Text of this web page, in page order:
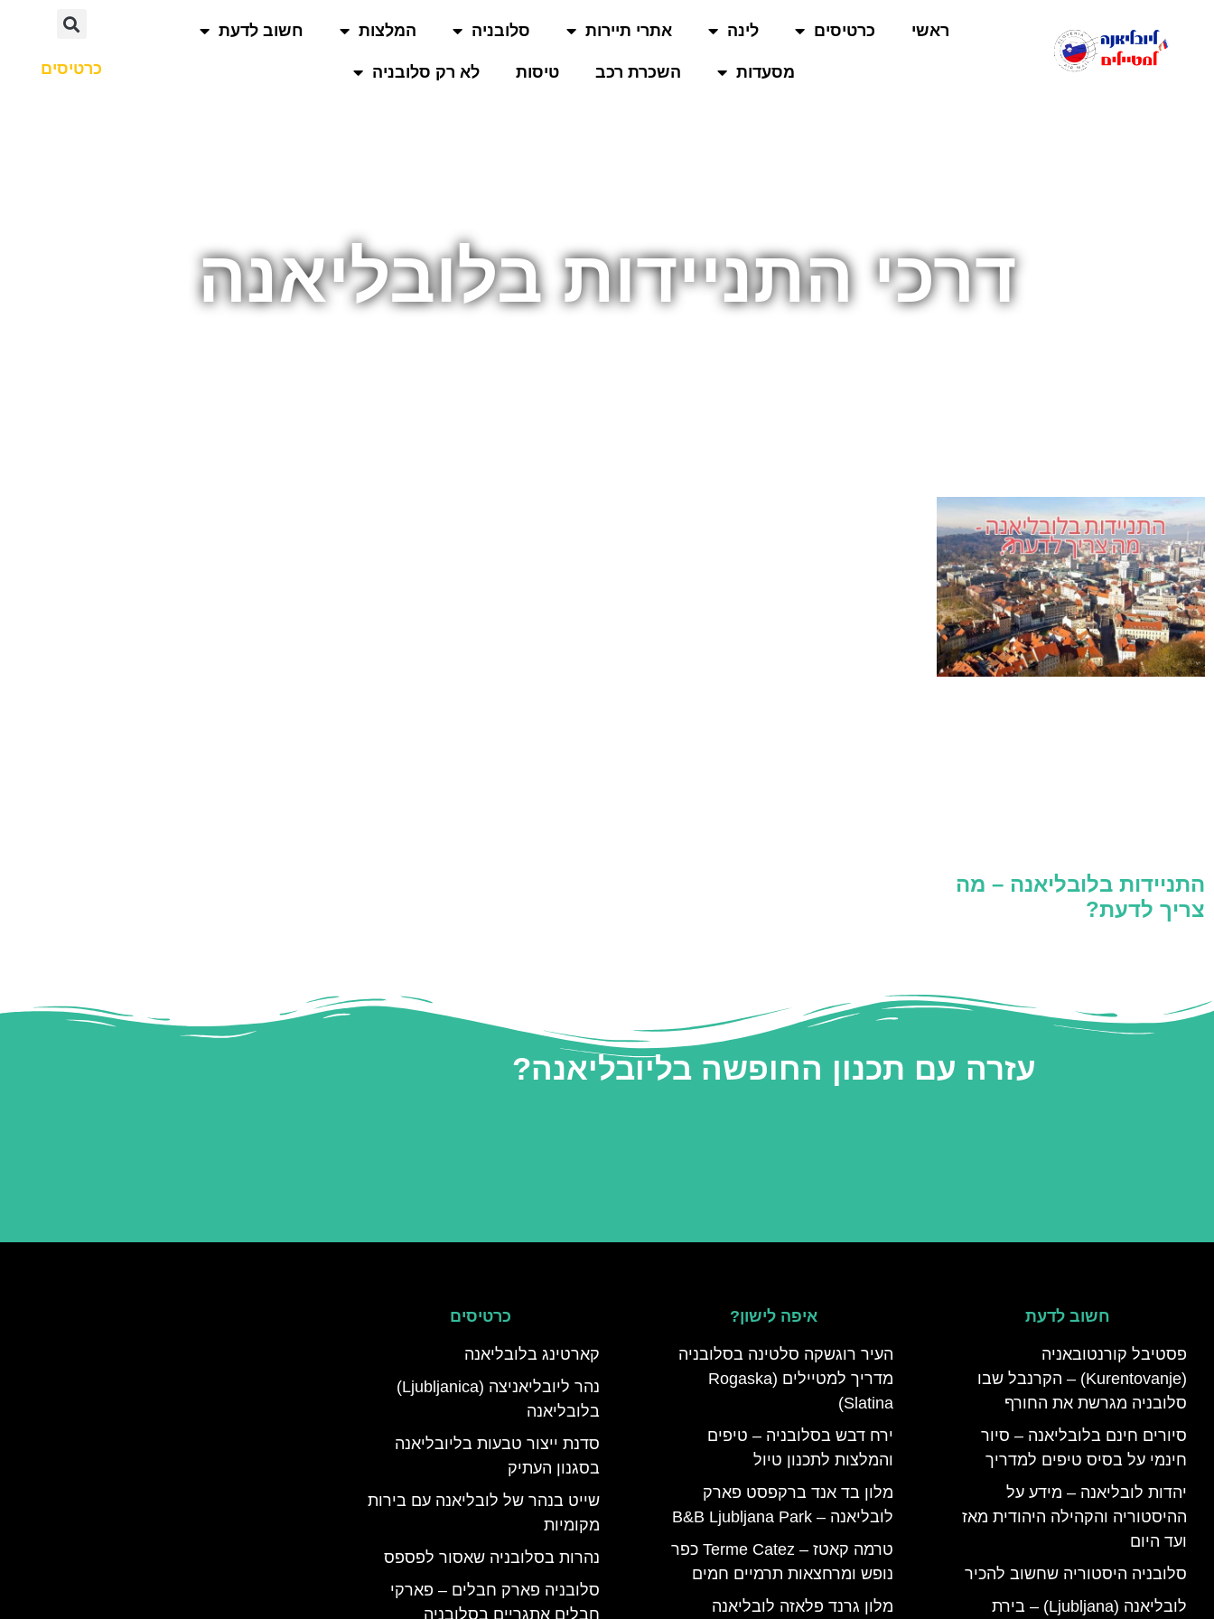
ראשי כרטיסים לינה אתרי תיירות סלובניה המלצות חשוב לדעת
מסעדות השכרת רכב טיסות לא רק סלובניה כרטיסים
דרכי התניידות בלובליאנה
התניידות בלובליאנה – מה
צריך לדעת?
עזרה עם תכנון החופשה בליובליאנה?
חשוב לדעת
פסטיבל קורנטובאניה
(Kurentovanje) – הקרנבל שבו
סלובניה מגרשת את החורף
סיורים חינם בלובליאנה – סיור
חינמי על בסיס טיפים למדריך
יהדות לובליאנה – מידע על
ההיסטוריה והקהילה היהודית מאז
ועד היום
סלובניה היסטוריה שחשוב להכיר
לובליאנה (Ljubljana) – בירת
איפה לישון?
העיר רוגשקה סלטינה בסלובניה
מדריך למטיילים (Rogaska
Slatina)
ירח דבש בסלובניה – טיפים
והמלצות לתכנון טיול
מלון בד אנד ברקפסט פארק
לובליאנה – B&B Ljubljana Park
טרמה קאטז – Terme Catez כפר
נופש ומרחצאות תרמיים חמים
מלון גרנד פלאזה לובליאנה
כרטיסים
קארטינג בלובליאנה
נהר ליובליאניצה (Ljubljanica)
בלובליאנה
סדנת ייצור טבעות בליובליאנה
בסגנון העתיק
שייט בנהר של לובליאנה עם בירות
מקומיות
נהרות בסלובניה שאסור לפספס
סלובניה פארק חבלים – פארקי
חבלים אתגריים בסלובניה